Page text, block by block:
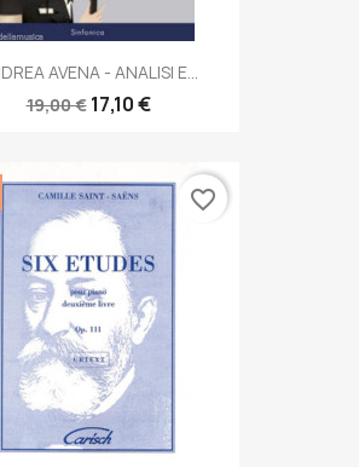
AVENA - ANALISI E...
19,00 € 17,10 €
favorite_border